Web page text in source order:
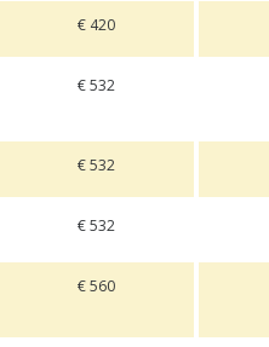
€ 420
€ 532
€ 532
€ 532
€ 560